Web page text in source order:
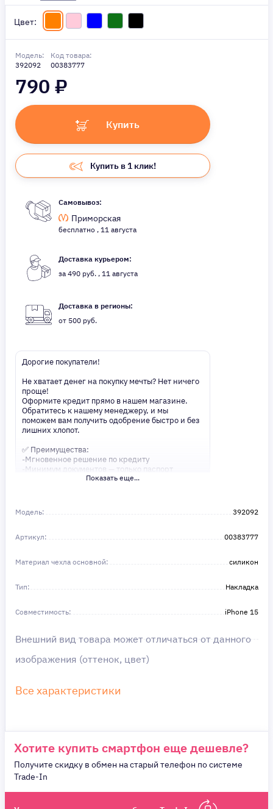
Цвет:
Модель:
392092
Код товара:
00383777
790 ₽
Купить
Купить в 1 клик!
Самовывоз:
Приморская
бесплатно , 11 августа
Доставка курьером:
за 490 руб. , 11 августа
Доставка в регионы:
от 500 руб.
Дорогие покупатели!
Не хватает денег на покупку мечты? Нет ничего
проще!
Оформите кредит прямо в нашем магазине.
Обратитесь к нашему менеджеру, и мы
поможем вам получить одобрение быстро и без
лишних хлопот.
✅ Преимущества:
-Мгновенное решение по кредиту
-Минимум документов — только паспорт
-Удобные сроки и низкие процентные ставки
Получите то, что нужно, прямо сейчас. Ваше
удобство — наш приоритет! ✨
в этом!
Показать еще...
Модель: 392092
Артикул: 00383777
Материал чехла основной: силикон
Тип: Накладка
Совместимость: iPhone 15
Внешний вид товара может отличаться от данного
изображения (оттенок, цвет)
Все характеристики
Хотите купить смартфон еще дешевле?
Получите скидку в обмен на старый телефон по системе
Trade-In